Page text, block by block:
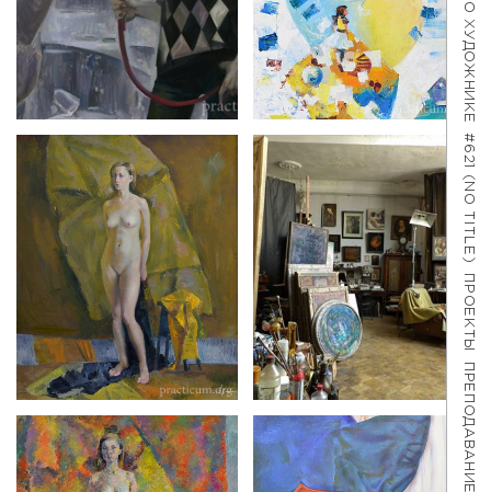
О ХУДОЖНИКЕ
#621 (NO TITLE)
ПРОЕКТЫ
ПРЕПОДАВАНИЕ